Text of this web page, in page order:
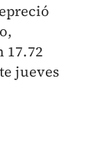
17.72
jueves